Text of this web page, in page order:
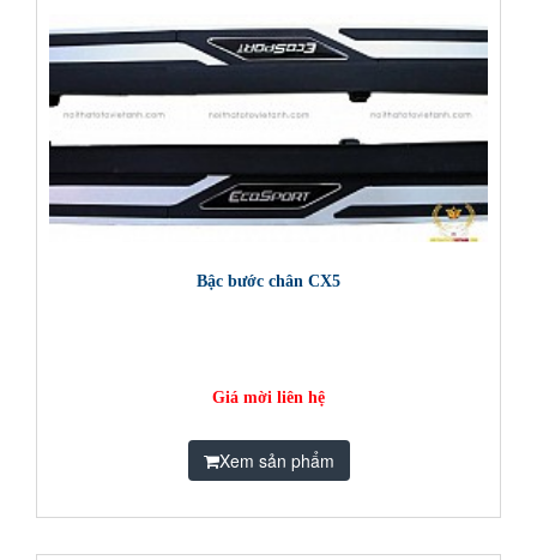
Bậc bước chân CX5
Giá mời liên hệ
Xem sản phẩm